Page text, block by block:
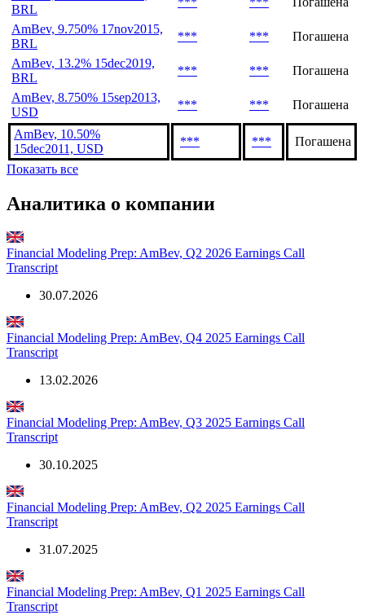
BRL
AmBev, 9.750% 17nov2015,
BRL
*** ***
Погашена
AmBev, 13.2% 15dec2019,
BRL
*** ***
Погашена
AmBev, 8.750% 15sep2013,
USD
*** *** Погашена
AmBev, 10.50%
15dec2011, USD
*** ***
Погашена
Показать все
Аналитика о компании
Financial Modeling Prep: AmBev, Q2 2026 Earnings Call
Transcript
30.07.2026
Financial Modeling Prep: AmBev, Q4 2025 Earnings Call
Transcript
13.02.2026
Financial Modeling Prep: AmBev, Q3 2025 Earnings Call
Transcript
30.10.2025
Financial Modeling Prep: AmBev, Q2 2025 Earnings Call
Transcript
31.07.2025
Financial Modeling Prep: AmBev, Q1 2025 Earnings Call
Transcript